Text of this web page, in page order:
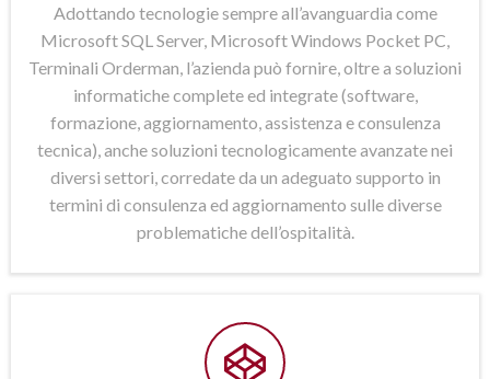
Adottando tecnologie sempre all’avanguardia come
Microsoft SQL Server, Microsoft Windows Pocket PC,
Terminali Orderman, l’azienda può fornire, oltre a soluzioni
informatiche complete ed integrate (software,
formazione, aggiornamento, assistenza e consulenza
tecnica), anche soluzioni tecnologicamente avanzate nei
diversi settori, corredate da un adeguato supporto in
termini di consulenza ed aggiornamento sulle diverse
problematiche dell’ospitalità.